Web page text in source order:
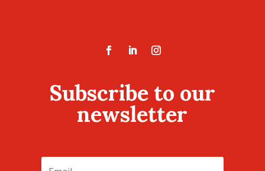
Subscribe to our
newsletter